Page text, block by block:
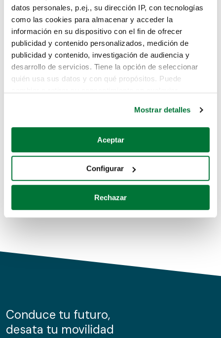
datos personales, p.ej., su dirección IP, con tecnologías
como las cookies para almacenar y acceder la
información en su dispositivo con el fin de ofrecer
publicidad y contenido personalizados, medición de
publicidad y contenido, investigación de audiencia y
desarrollo de servicios. Tiene la opción de seleccionar
quién usa sus datos y con qué propósitos. Puede
Si lo permite, también quisiéramos:
Recopilar información sobre su ubicación geográfica
Identificar su dispositivo analizándolo activamente
para buscar características específicas (huellas
Obtenga más información sobre cómo se procesan sus
de cookies.
información sobre el uso que haga del sitio web con
nuestros partners de redes sociales, publicidad y análisis
Mostrar detalles
Aceptar
Configurar
Rechazar
Lo sentimos, no sabemos como
te hemos traido hasta aquí.
Pero puedes encontrar el coche que estás
buscando en alguno de estos enlaces:
Coches de segunda mano
Coches de km0
Conduce tu futuro,
desata tu movilidad